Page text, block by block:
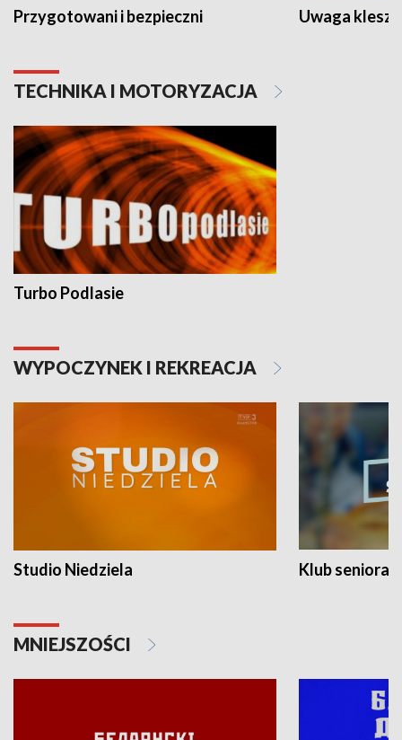
Przygotowani i bezpieczni Uwaga
TECHNIKA I MOTORYZACJA
Turbo Podlasie
WYPOCZYNEK I REKREACJA
Studio Niedziela Klub seniora
MNIEJSZOŚCI